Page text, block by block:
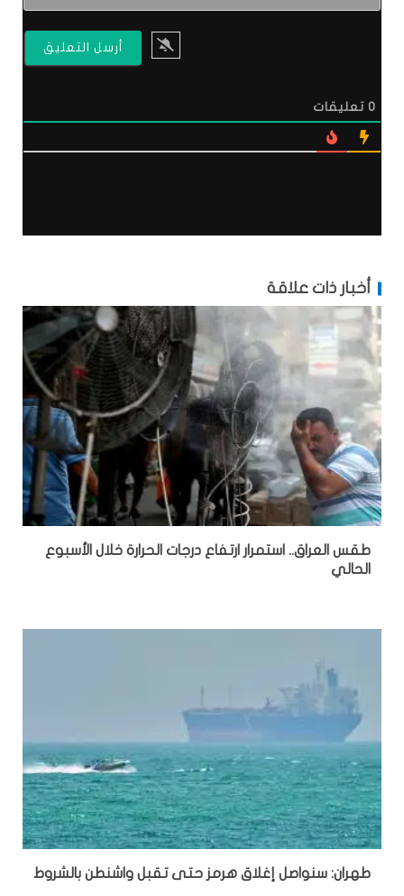
0 تعليقات
أخبار ذات علاقة
طقس العراق.. استمرار ارتفاع درجات الحرارة خلال الأسبوع
الحالي
طهران: سنواصل إغلاق هرمز حتى تقبل واشنطن بالشروط